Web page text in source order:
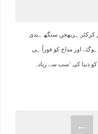
کرکٹر ہربھجن سنگھ ہندی
اور مداح کو فوراً ہی
دنیا کی ‘سب سے زیادہ
←